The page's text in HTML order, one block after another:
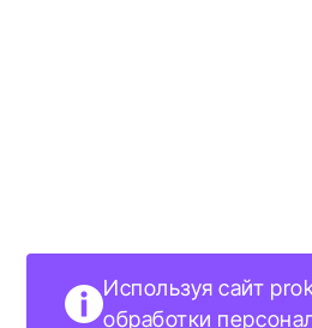
Используя сайт
обработки